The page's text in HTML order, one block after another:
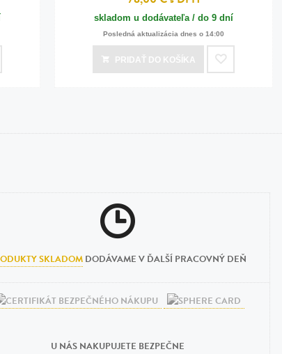
skladom u dodávateľa / do 9 dní
Posledná aktualizácia dnes o 14:00
PRIDAŤ DO KOŠÍKA
SKLADOM DODÁVAME V ĎALŠÍ PRACOVNÝ DEŇ
U NÁS NAKUPUJETE BEZPEČNE